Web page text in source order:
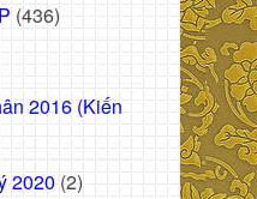
(436)
2016 (Kiến
2020 (2)